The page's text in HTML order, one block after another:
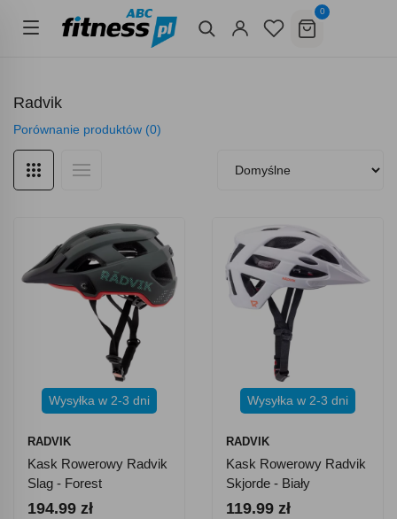
0
Radvik
Porównanie produktów (0)
Wysyłka w 2-3 dni
RADVIK
Kask Rowerowy Radvik
Slag - Forest
Night/Azalea
194.99 zł
Wysyłka w 2-3 dni
RADVIK
Kask Rowerowy Radvik
Skjorde - Biały
119.99 zł